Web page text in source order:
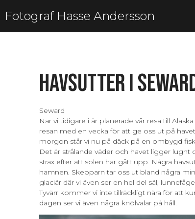
Fotograf Hasse Andersson
Havsutter i
Seward
När vi tidigare i år planerade vår resa till
resan med en vecka för att ge oss ut på
morgon står vi nu på däck på en ombygd
Det är strålande väder och havet ligger lugnt
strax efter att solen har gått upp. Några
hamnen. Skepparn tar oss ut bland några
glaciär där vi även ser en hel del säl,
Tyvärr kommer vi inte tillräckligt nära för att
dagen ser vi även några knölvalar på håll.